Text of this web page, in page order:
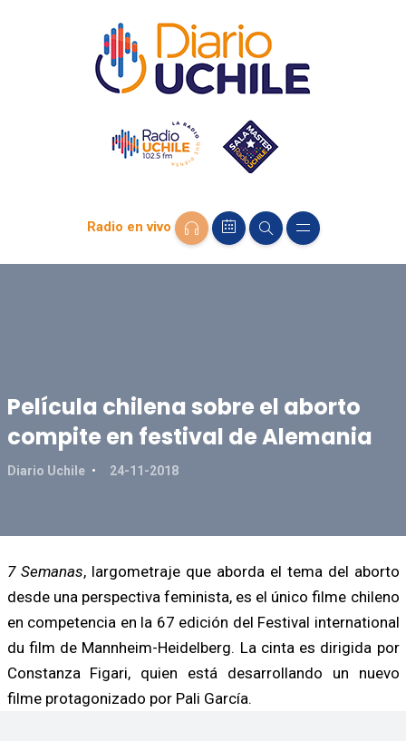
Radio en vivo
Película chilena sobre el aborto
compite en festival de Alemania
Diario Uchile 24-11-2018
7 Semanas, largometraje que aborda el tema del aborto
desde una perspectiva feminista, es el único filme chileno
en competencia en la 67 edición del Festival international
du film de Mannheim-Heidelberg. La cinta es dirigida por
Constanza Figari, quien está desarrollando un nuevo
filme protagonizado por Pali García.